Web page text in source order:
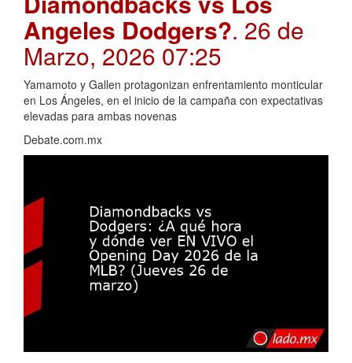
Angeles Dodgers?. 26 de
Marzo, 2026 07:25
Yamamoto y Gallen protagonizan enfrentamiento monticular
en Los Ángeles, en el inicio de la campaña con expectativas
elevadas para ambas novenas
Debate.com.mx